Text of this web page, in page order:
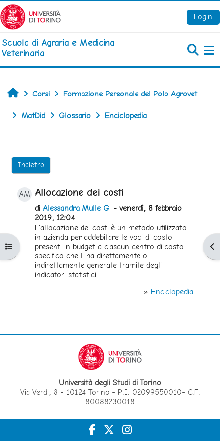
Vai al contenuto principale
Login
Scuola di Agraria e Medicina
Veterinaria
Apri indice del corso
Home
Corsi Formazione Personale del Polo Agrovet
MatDid Glossario Enciclopedia
Indietro
AM Allocazione dei costi
di Alessandra Mulle G. - venerdì, 8 febbraio
2019, 12:04
L'allocazione dei costi è un metodo utilizzato
in azienda per addebitare le voci di costo
presenti in budget a ciascun centro di costo
specifico che li ha direttamente o
indirettamente generate tramite degli
indicatori statistici.
» Enciclopedia
Università degli Studi di Torino
Via Verdi, 8 - 10124 Torino - P.I. 02099550010- C.F.
80088230018